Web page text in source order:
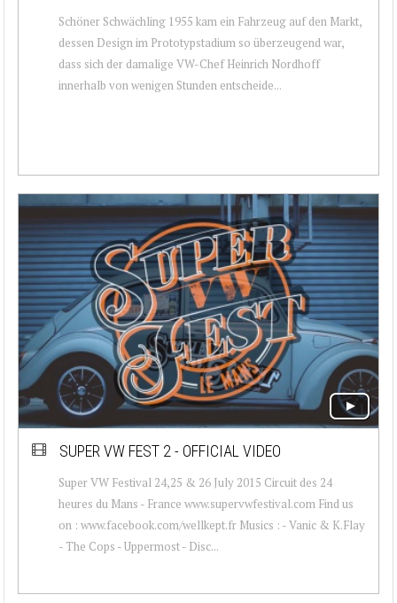
Schöner Schwächling 1955 kam ein Fahrzeug auf den Markt,
dessen Design im Prototypstadium so überzeugend war,
dass sich der damalige VW-Chef Heinrich Nordhoff
innerhalb von wenigen Stunden entscheide...
SUPER VW FEST 2 - OFFICIAL VIDEO
Super VW Festival 24,25 & 26 July 2015 Circuit des 24
heures du Mans - France www.supervwfestival.com Find us
on : www.facebook.com/wellkept.fr Musics : - Vanic & K.Flay
- The Cops - Uppermost - Disc...